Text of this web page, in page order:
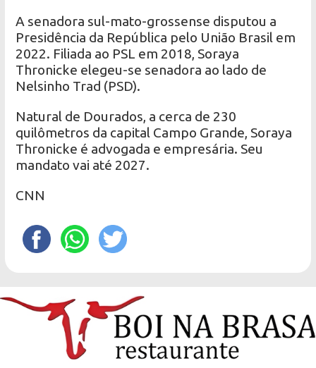
A senadora sul-mato-grossense disputou a
Presidência da República pelo União Brasil em
2022. Filiada ao PSL em 2018, Soraya
Thronicke elegeu-se senadora ao lado de
Nelsinho Trad (PSD).
Natural de Dourados, a cerca de 230
quilômetros da capital Campo Grande, Soraya
Thronicke é advogada e empresária. Seu
mandato vai até 2027.
CNN